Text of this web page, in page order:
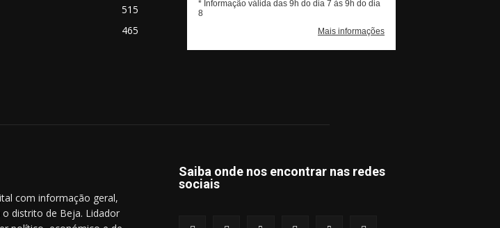
515
465
com informação geral,
distrito de Beja. Lidador
Saiba onde nos encontrar nas redes
sociais